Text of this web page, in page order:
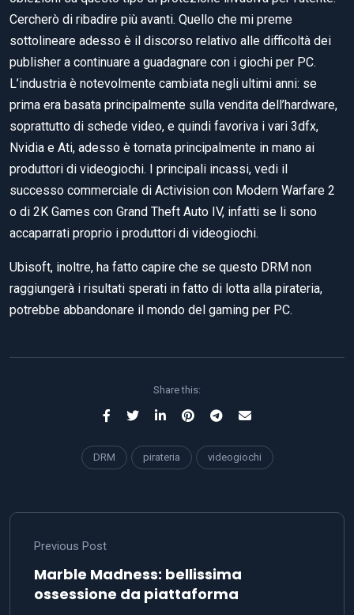
Cercherò di ribadire più avanti. Quello che mi preme
sottolineare adesso è il discorso relativo alle difficoltà dei
publisher a continuare a guadagnare con i giochi per PC.
L’industria è notevolmente cambiata negli ultimi anni: se
prima era basata principalmente sulla vendita dell’hardware,
soprattutto di schede video, e quindi favoriva i vari 3dfx,
Nvidia e Ati, adesso è tornata principalmente in mano ai
produttori di videogiochi. I principali incassi, vedi il
successo commerciale di Activision con Modern Warfare 2
o di 2K Games con Grand Theft Auto IV, infatti se li sono
accaparrati proprio i produttori di videogiochi.
Ubisoft, inoltre, ha fatto capire che se questo DRM non
raggiungerà i risultati sperati in fatto di lotta alla pirateria,
potrebbe abbandonare il mondo del gaming per PC.
Share this:
DRM pirateria videogiochi
Previous Post
Marble Madness: bellissima
ossessione da piattaforma